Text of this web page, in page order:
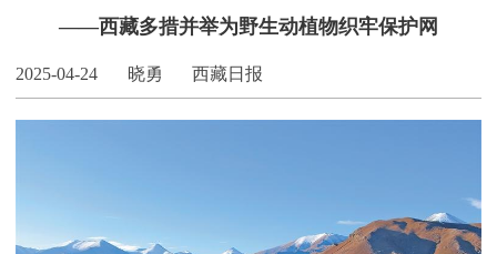
——西藏多措并举为野生动植物织牢保护网
2025-04-24 晓勇 西藏日报